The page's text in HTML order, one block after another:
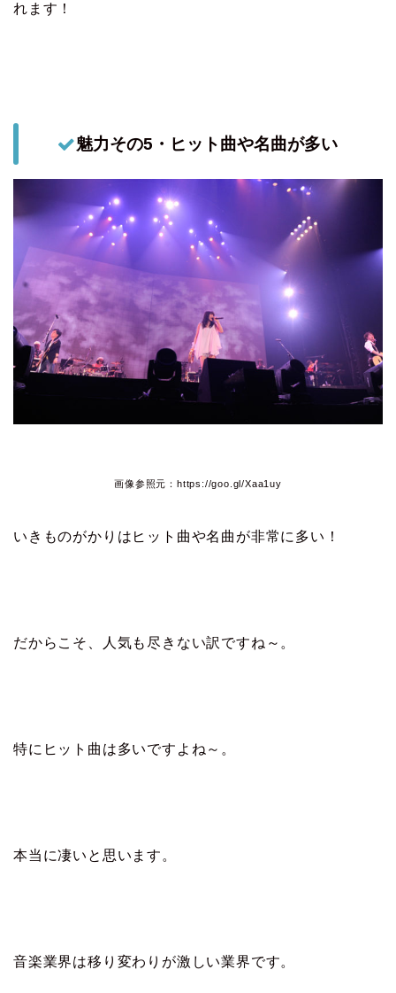
れます！
魅力その5・ヒット曲や名曲が多い
画像参照元：https://goo.gl/Xaa1uy
いきものがかりはヒット曲や名曲が非常に多い！
だからこそ、人気も尽きない訳ですね～。
特にヒット曲は多いですよね～。
本当に凄いと思います。
音楽業界は移り変わりが激しい業界です。